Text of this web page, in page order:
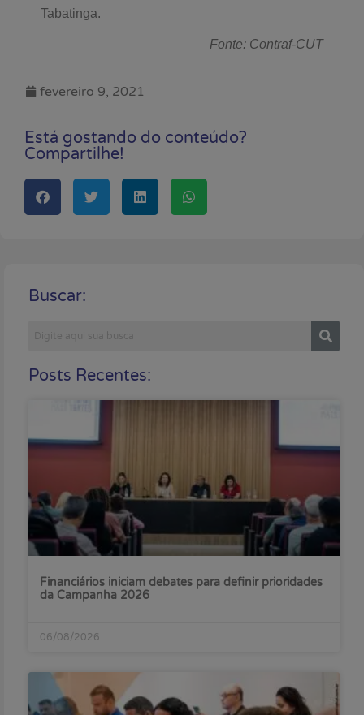
Tabatinga.
Fonte: Contraf-CUT
fevereiro 9, 2021
Está gostando do conteúdo?
Compartilhe!
Buscar:
Posts Recentes:
Financiários iniciam debates para definir prioridades
da Campanha 2026
06/08/2026